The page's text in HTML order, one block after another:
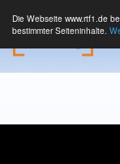
Die Webseite www.rtf1.de
bestimmter Seiteninhalte.